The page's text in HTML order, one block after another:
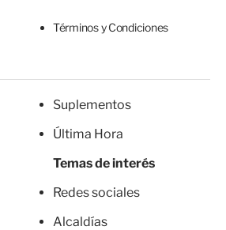
Términos y Condiciones
Suplementos
Última Hora
Temas de interés
Redes sociales
Alcaldías